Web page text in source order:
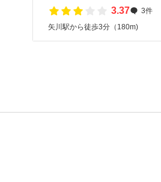
3.37
3件
矢川駅から徒歩3分（180m)